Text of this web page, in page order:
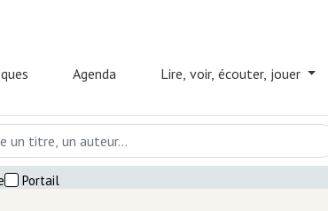
Agenda Lire, voir, écouter, jouer
Portail